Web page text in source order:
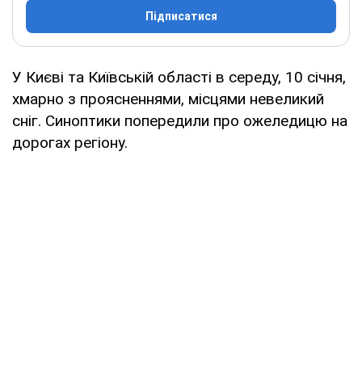
Підписатися
У Києві та Київській області в середу, 10 січня,
хмарно з проясненнями, місцями невеликий
сніг. Синоптики попередили про ожеледицю на
дорогах регіону.